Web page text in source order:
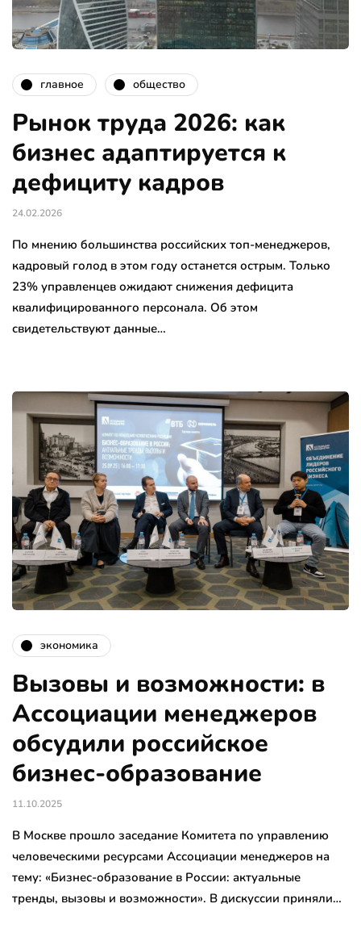
главное общество
Рынок труда 2026: как
бизнес адаптируется к
дефициту кадров
24.02.2026
По мнению большинства российских топ-менеджеров,
кадровый голод в этом году останется острым. Только
23% управленцев ожидают снижения дефицита
квалифицированного персонала. Об этом
свидетельствуют данные…
экономика
Вызовы и возможности: в
Ассоциации менеджеров
обсудили российское
бизнес-образование
11.10.2025
В Москве прошло заседание Комитета по управлению
человеческими ресурсами Ассоциации менеджеров на
тему: «Бизнес-образование в России: актуальные
тренды, вызовы и возможности». В дискуссии приняли…